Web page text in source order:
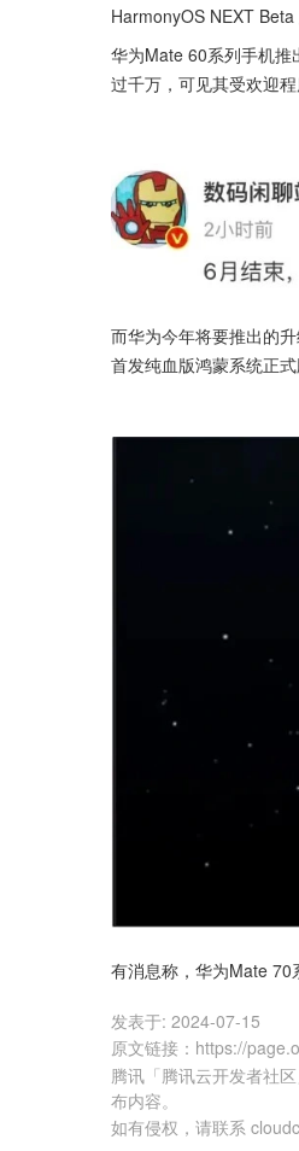
HarmonyOS NEXT Beta
华为Mate 60系列手机推
过千万，可见其受欢迎程
而华为今年将要推出的
首发纯血版鸿蒙系统正
有消息称，华为Mate 70
发表于: 2024-07-15
原文链接 ： https://
腾讯「腾讯云开发者社
布内容。
如有侵权，请联系